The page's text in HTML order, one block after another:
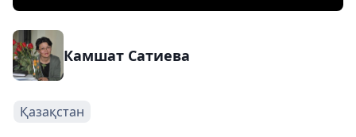
Камшат Сатиева
Қазақстан